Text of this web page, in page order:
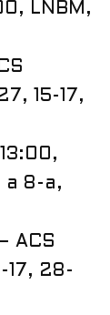
LNBM,
15-17,
a 8-a,
ACS
17, 28-